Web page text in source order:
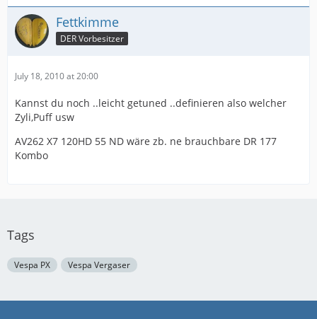
Fettkimme
DER Vorbesitzer
July 18, 2010 at 20:00
Kannst du noch ..leicht getuned ..definieren also welcher
Zyli,Puff usw
AV262 X7 120HD 55 ND wäre zb. ne brauchbare DR 177
Kombo
Tags
Vespa PX Vespa Vergaser